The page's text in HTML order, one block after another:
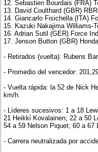
12. Sebastien Bourdais (FRA)
13. David Coulthard (GBR)
14. Giancarlo Fisichella (ITA)
15. Kazuki Nakajima Williams-
16. Adrian Sutil (GER) Force
17. Jenson Button (GBR)
- Retirados (vuelta): Rubens
- Promedio del vencedor:
- Vuelta rápida: la 52 de Nick
km/h.
- Líderes sucesivos: 1 a 18
21 Heikki Kovalainen; 22 a 50
54 a 59 Nelson Piquet; 60 a 67
- Carrera neutralizada por